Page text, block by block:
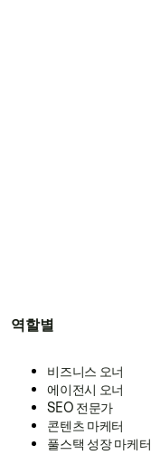
역할별
비즈니스 오너
에이전시 오너
SEO 전문가
콘텐츠 마케터
풀스택 성장 마케터